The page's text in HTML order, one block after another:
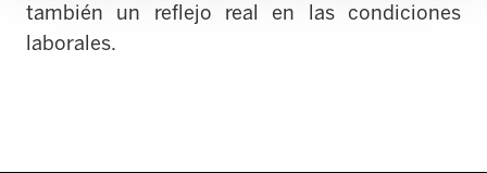
también un reflejo real en las condiciones
laborales.